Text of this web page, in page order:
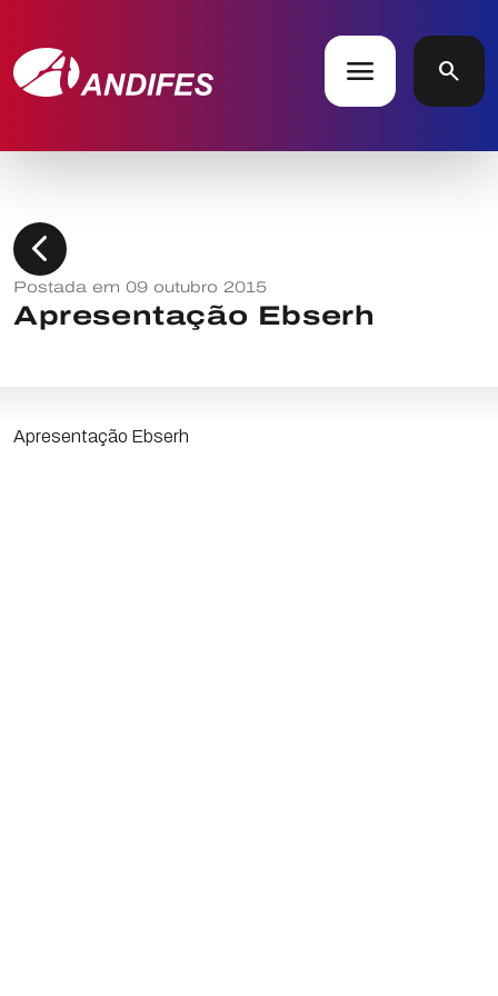
menu search
chevron_left
Postada em 09 outubro 2015
Apresentação Ebserh
Apresentação Ebserh